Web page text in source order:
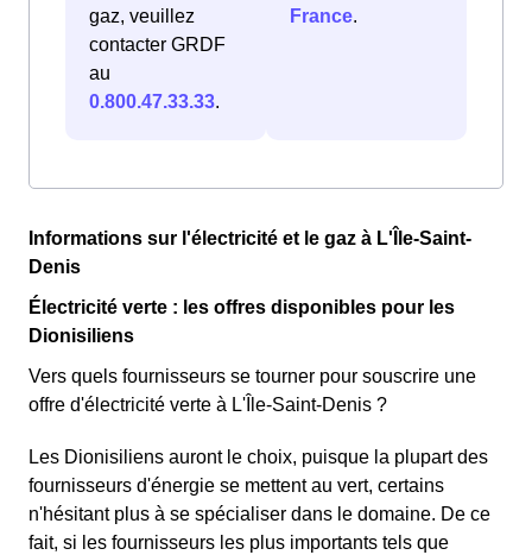
gaz, veuillez
contacter GRDF
au
0.800.47.33.33.
France.
Informations sur l'électricité et le gaz à L'Île-Saint-
Denis
Électricité verte : les offres disponibles pour les
Dionisiliens
Vers quels fournisseurs se tourner pour souscrire une
offre d'électricité verte à L'Île-Saint-Denis ?
Les Dionisiliens auront le choix, puisque la plupart des
fournisseurs d'énergie se mettent au vert, certains
n'hésitant plus à se spécialiser dans le domaine. De ce
fait, si les fournisseurs les plus importants tels que